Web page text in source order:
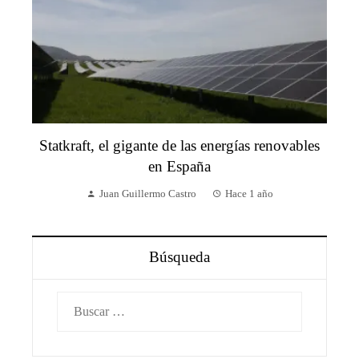
Statkraft, el gigante de las energías renovables
en España
Juan Guillermo Castro Hace 1 año
Búsqueda